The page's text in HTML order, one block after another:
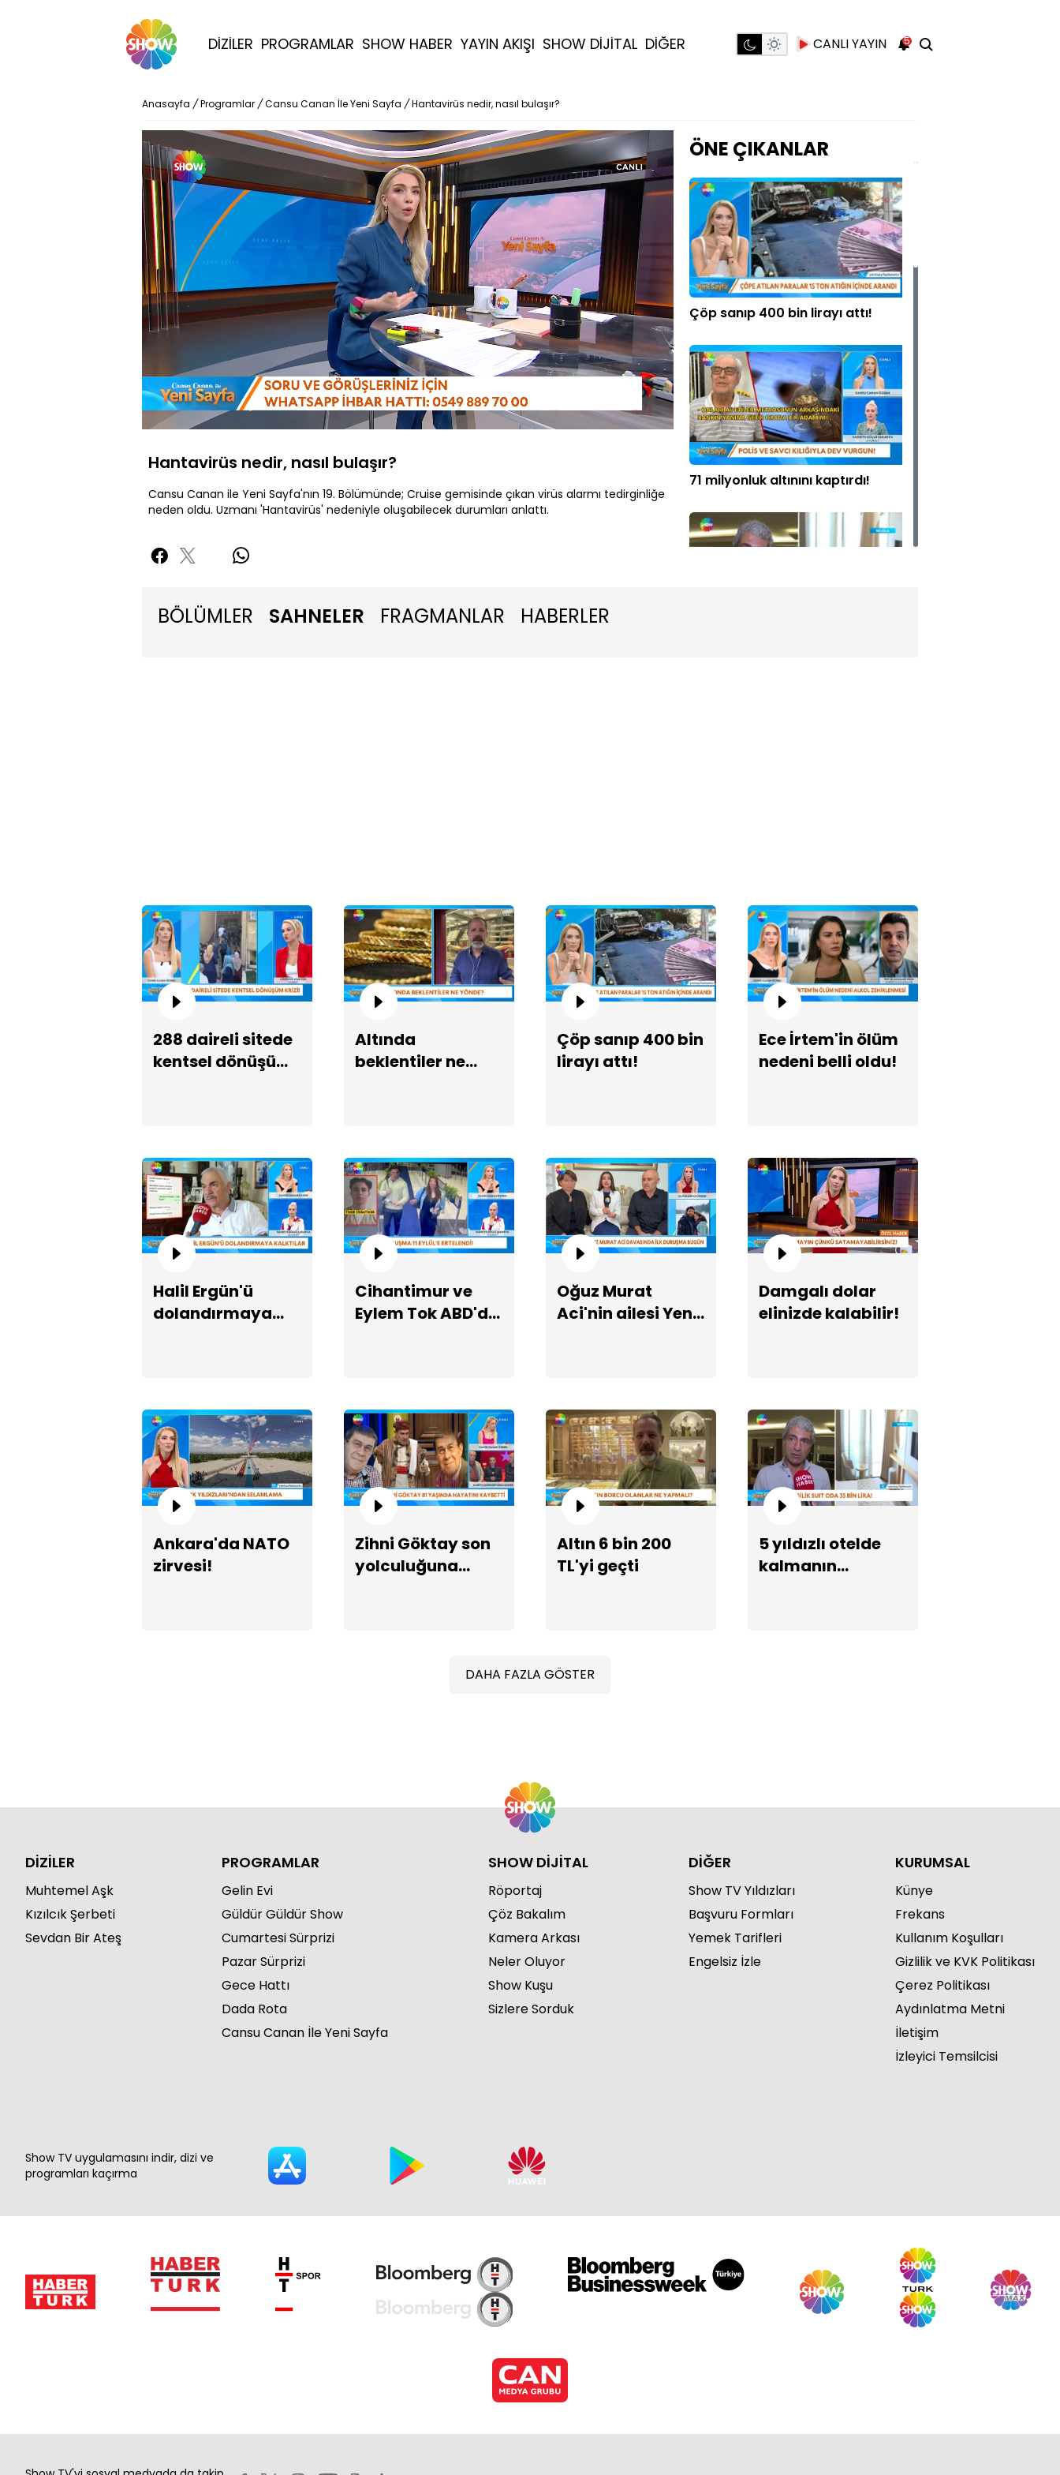
DİZİLER PROGRAMLAR SHOW HABER YAYIN AKIŞI SHOW DİJİTAL DİĞER CANLI YAYIN 5
Anasayfa / Programlar / Cansu Canan İle Yeni Sayfa / Hantavirüs nedir, nasıl bulaşır?
Sessiz
Yüklendi:
16.52%
Oynatma
Hantavirüs nedir, nasıl bulaşır?
Cansu Canan ile Yeni Sayfa'nın 19. Bölümünde; Cruise gemisinde çıkan virüs alarmı tedirginliğe
neden oldu. Uzmanı 'Hantavirüs' nedeniyle oluşabilecek durumları anlattı.
ÖNE ÇIKANLAR
Çöp sanıp 400 bin lirayı attı!
71 milyonluk altınını kaptırdı!
Ayşe Tokyaz'ın katilleri hakim
karşısına çıkacak!
Kahramanmaraş okul
saldırısında 6 dakika detayı!
BÖLÜMLER SAHNELER FRAGMANLAR HABERLER
288 daireli sitede
kentsel dönüşüm
Altında
beklentiler ne
Çöp sanıp 400 bin
lirayı attı!
Ece İrtem'in ölüm
nedeni belli oldu!
Halil Ergün'ü
dolandırmaya
Cihantimur ve
Eylem Tok ABD'de
Oğuz Murat
Aci'nin ailesi Yeni
Damgalı dolar
elinizde kalabilir!
Ankara'da NATO
zirvesi!
Zihni Göktay son
yolculuğuna
Altın 6 bin 200
TL'yi geçti
5 yıldızlı otelde
kalmanın
DAHA FAZLA GÖSTER
DİZİLER
Muhtemel Aşk
Kızılcık Şerbeti
Sevdan Bir Ateş
PROGRAMLAR
Gelin Evi
Güldür Güldür Show
Cumartesi Sürprizi
Pazar Sürprizi
Gece Hattı
Dada Rota
Cansu Canan İle Yeni Sayfa
SHOW DİJİTAL
Röportaj
Çöz Bakalım
Kamera Arkası
Neler Oluyor
Show Kuşu
Sizlere Sorduk
DİĞER
Show TV Yıldızları
Başvuru Formları
Yemek Tarifleri
Engelsiz İzle
KURUMSAL
Künye
Frekans
Kullanım Koşulları
Gizlilik ve KVK Politikası
Çerez Politikası
Aydınlatma Metni
İletişim
İzleyici Temsilcisi
Show TV uygulamasını indir, dizi ve
programları kaçırma